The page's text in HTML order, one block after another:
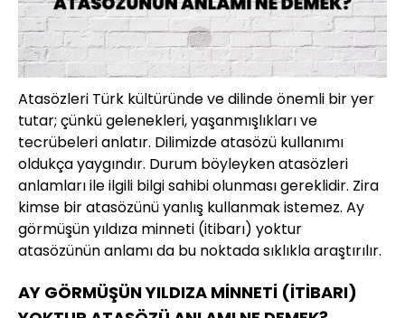
Atasözleri Türk kültüründe ve dilinde önemli bir yer
tutar; çünkü gelenekleri, yaşanmışlıkları ve
tecrübeleri anlatır. Dilimizde atasözü kullanımı
oldukça yaygındır. Durum böyleyken atasözleri
anlamları ile ilgili bilgi sahibi olunması gereklidir. Zira
kimse bir atasözünü yanlış kullanmak istemez. Ay
görmüşün yıldıza minneti (itibarı) yoktur
atasözünün anlamı da bu noktada sıklıkla araştırılır.
AY GÖRMÜŞÜN YILDIZA MİNNETİ (İTİBARI)